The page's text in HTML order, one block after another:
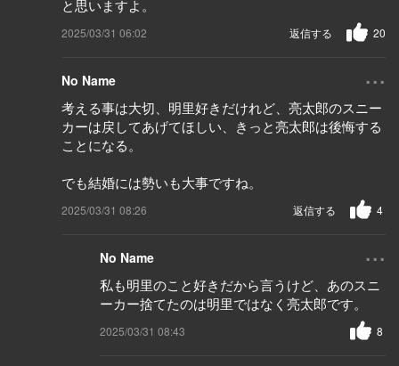
と思いますよ。
2025/03/31 06:02 20
返信する
No Name ...
考える事は大切、明里好きだけれど、亮太郎のスニー
カーは戻してあげてほしい、きっと亮太郎は後悔する
ことになる。
でも結婚には勢いも大事ですね。
2025/03/31 08:26 4
返信する
No Name ...
私も明里のこと好きだから言うけど、あのスニ
ーカー捨てたのは明里ではなく亮太郎です。
2025/03/31 08:43 8